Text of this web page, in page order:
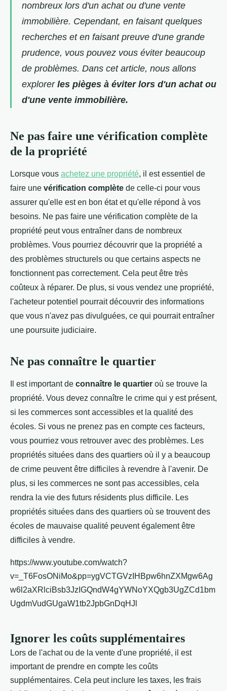
nombreux lors d'un achat ou d'une vente
immobilière. Cependant, en faisant quelques
recherches et en faisant preuve d'une grande
prudence, vous pouvez vous éviter beaucoup
de problèmes. Dans cet article, nous allons
explorerles pièges à éviter lors d'un achat ou
d'une vente immobilière.
Ne pas faire une vérification complète
de la propriété
Lorsque vous achetez une propriété, il est essentiel de
faire une vérification complète de celle-ci pour vous
assurer qu'elle est en bon état et qu'elle répond à vos
besoins. Ne pas faire une vérification complète de la
propriété peut vous entraîner dans de nombreux
problèmes. Vous pourriez découvrir que la propriété a
des problèmes structurels ou que certains aspects ne
fonctionnent pas correctement. Cela peut être très
coûteux à réparer. De plus, si vous vendez une propriété,
l'acheteur potentiel pourrait découvrir des informations
que vous n'avez pas divulguées, ce qui pourrait entraîner
une poursuite judiciaire.
Ne pas connaître le quartier
Il est important de connaître le quartier où se trouve la
propriété. Vous devez connaître le crime qui y est présent,
si les commerces sont accessibles et la qualité des
écoles. Si vous ne prenez pas en compte ces facteurs,
vous pourriez vous retrouver avec des problèmes. Les
propriétés situées dans des quartiers où il y a beaucoup
de crime peuvent être difficiles à revendre à l'avenir. De
plus, si les commerces ne sont pas accessibles, cela
rendra la vie des futurs résidents plus difficile. Les
propriétés situées dans des quartiers où se trouvent des
écoles de mauvaise qualité peuvent également être
difficiles à vendre.
https://www.youtube.com/watch?
v=_T6FosONiMo&pp=ygVCTGVzIHBpw6hnZXMgw6Ag
w6l2aXRlciBsb3JzIGQndW4gYWNoYXQgb3UgZCd1bm
UgdmVudGUgaW1tb2JpbGnDqHJl
Ignorer les coûts supplémentaires
Lors de l'achat ou de la vente d'une propriété, il est
important de prendre en compte les coûts
supplémentaires. Cela peut inclure les taxes, les frais